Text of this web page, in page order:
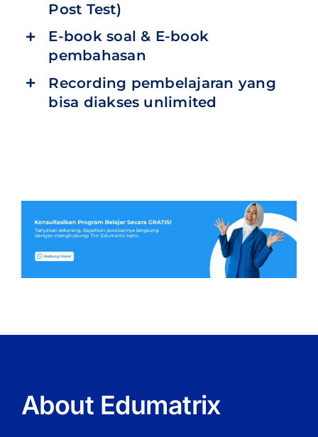
Post Test)
E-book soal & E-book
pembahasan
Recording pembelajaran yang
bisa diakses unlimited
About Edumatrix